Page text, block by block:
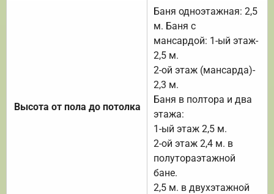
Высота от пола до потолка
Баня одноэтажная: 2,5
м. Баня с
мансардой: 1-ый этаж-
2,5 м.
2-ой этаж (мансарда)-
2,3 м.
Баня в полтора и два
этажа:
1-ый этаж 2,5 м.
2-ой этаж 2,4 м. в
полутораэтажной
бане.
2,5 м. в двухэтажной